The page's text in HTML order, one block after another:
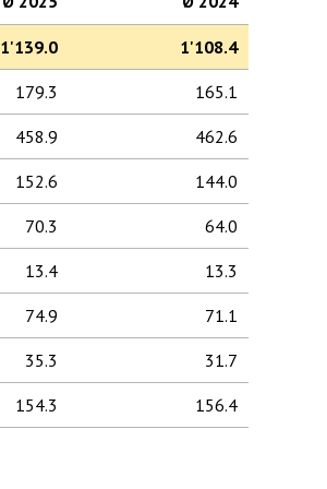
1'139.0 1'108.4
179.3 165.1
458.9 462.6
152.6 144.0
70.3 64.0
13.4 13.3
74.9 71.1
35.3 31.7
154.3 156.4